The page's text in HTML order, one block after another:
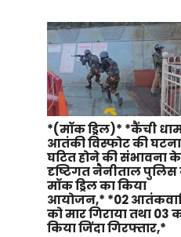
*(मॉक ड्रिल)* *कैंची
आतंकी विस्फोट की घटना
घटित होने की संभावना के
दृष्टिगत नैनीताल पुलिस
मॉक ड्रिल का किया
आयोजन,* *02
को मार गिराया तथा 03
किया जिंदा गिरफ्तार,*